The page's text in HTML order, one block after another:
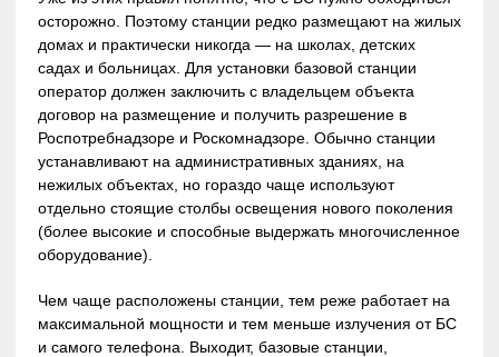
осторожно. Поэтому станции редко размещают на жилых
домах и практически никогда — на школах, детских
садах и больницах. Для установки базовой станции
оператор должен заключить с владельцем объекта
договор на размещение и получить разрешение в
Роспотребнадзоре и Роскомнадзоре. Обычно станции
устанавливают на административных зданиях, на
нежилых объектах, но гораздо чаще используют
отдельно стоящие столбы освещения нового поколения
(более высокие и способные выдержать многочисленное
оборудование).
Чем чаще расположены станции, тем реже работает на
максимальной мощности и тем меньше излучения от БС
и самого телефона. Выходит, базовые станции,